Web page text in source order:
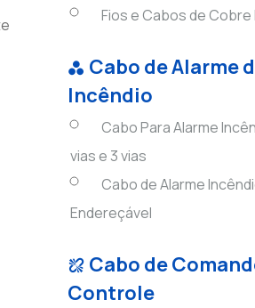
Fios e Cabos de Cobre
Cabo de Alarme
Incêndio
Cabo Para Alarme
vias e 3 vias
Cabo de Alarme
Endereçável
Cabo de
Controle